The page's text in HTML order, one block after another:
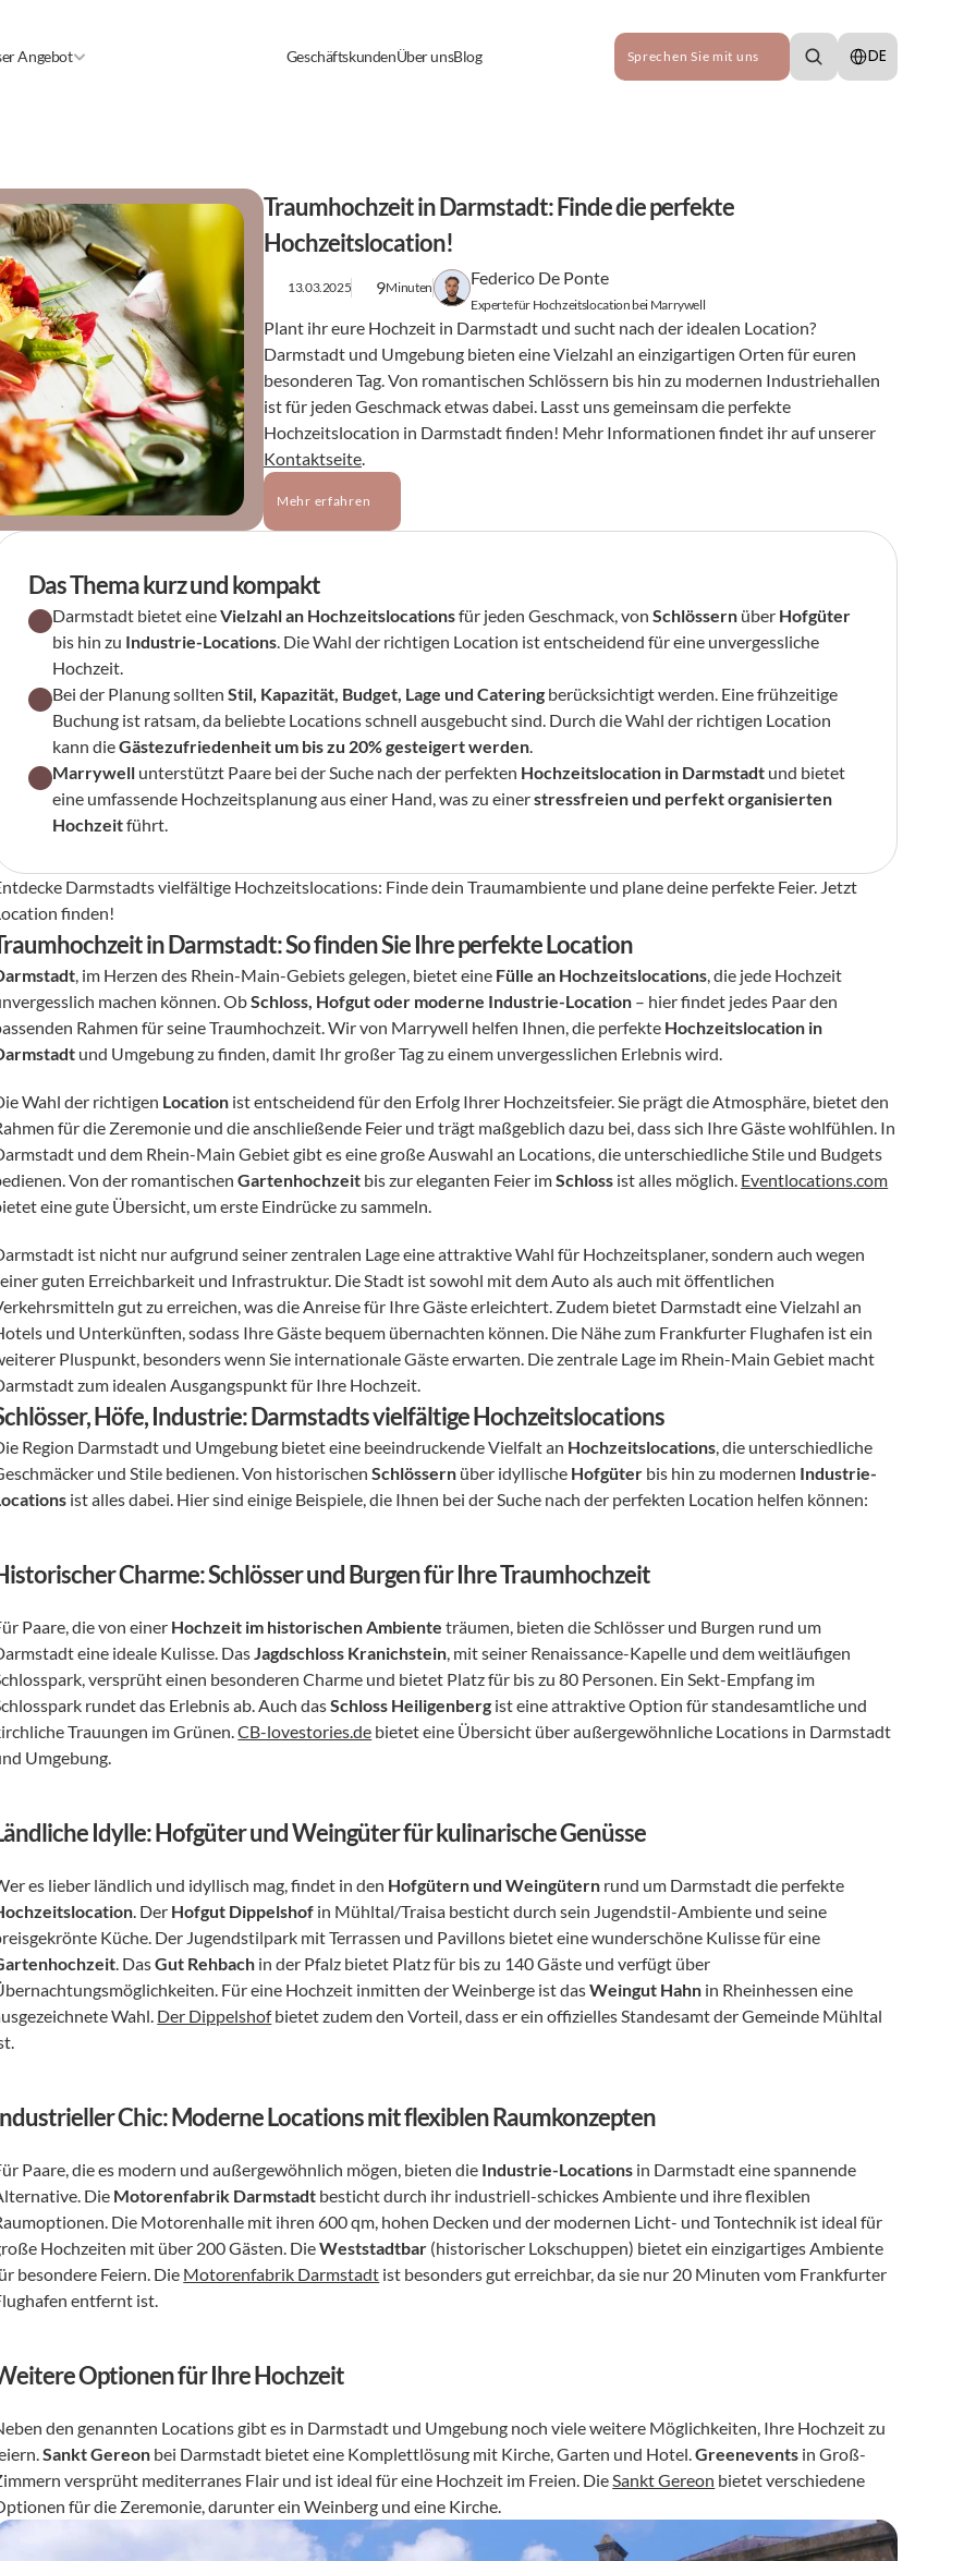
Angebot GeschäftskundenÜber unsBlog Sprechen Sie mit uns
Select Language
DE
Traumhochzeit in Darmstadt: Finde die perfekte
Hochzeitslocation!
13.03.2025 9Minuten Federico De Ponte
Experte für Hochzeitslocation bei Marrywell
Plant ihr eure Hochzeit in Darmstadt und sucht nach der idealen Location?
Darmstadt und Umgebung bieten eine Vielzahl an einzigartigen Orten für euren
besonderen Tag. Von romantischen Schlössern bis hin zu modernen Industriehallen
ist für jeden Geschmack etwas dabei. Lasst uns gemeinsam die perfekte
Kontaktseite.
Mehr erfahren
Das Thema kurz und kompakt
Darmstadt bietet eine Vielzahl an Hochzeitslocations für jeden Geschmack, von Schlössern über Hofgüter
bis hin zu Industrie-Locations. Die Wahl der richtigen Location ist entscheidend für eine unvergessliche
Hochzeit.
Bei der Planung sollten Stil, Kapazität, Budget, Lage und Catering berücksichtigt werden. Eine frühzeitige
Buchung ist ratsam, da beliebte Locations schnell ausgebucht sind. Durch die Wahl der richtigen Location
kann die Gästezufriedenheit um bis zu 20% gesteigert werden.
Marrywell unterstützt Paare bei der Suche nach der perfekten Hochzeitslocation in Darmstadt und bietet
eine umfassende Hochzeitsplanung aus einer Hand, was zu einer stressfreien und perfekt organisierten
Hochzeit führt.
Darmstadts vielfältige Hochzeitslocations: Finde dein Traumambiente und plane deine perfekte Feier. Jetzt
finden!
in Darmstadt: So finden Sie Ihre perfekte Location
, im Herzen des Rhein-Main-Gebiets gelegen, bietet eine Fülle an Hochzeitslocations, die jede Hochzeit
machen können. Ob Schloss, Hofgut oder moderne Industrie-Location – hier findet jedes Paar den
Rahmen für seine Traumhochzeit. Wir von Marrywell helfen Ihnen, die perfekte Hochzeitslocation in
und Umgebung zu finden, damit Ihr großer Tag zu einem unvergesslichen Erlebnis wird.
Wahl der richtigen Location ist entscheidend für den Erfolg Ihrer Hochzeitsfeier. Sie prägt die Atmosphäre, bietet den
für die Zeremonie und die anschließende Feier und trägt maßgeblich dazu bei, dass sich Ihre Gäste wohlfühlen. In
und dem Rhein-Main Gebiet gibt es eine große Auswahl an Locations, die unterschiedliche Stile und Budgets
Von der romantischen Gartenhochzeit bis zur eleganten Feier im Schloss ist alles möglich. Eventlocations.com
eine gute Übersicht, um erste Eindrücke zu sammeln.
ist nicht nur aufgrund seiner zentralen Lage eine attraktive Wahl für Hochzeitsplaner, sondern auch wegen
guten Erreichbarkeit und Infrastruktur. Die Stadt ist sowohl mit dem Auto als auch mit öffentlichen
gut zu erreichen, was die Anreise für Ihre Gäste erleichtert. Zudem bietet Darmstadt eine Vielzahl an
und Unterkünften, sodass Ihre Gäste bequem übernachten können. Die Nähe zum Frankfurter Flughafen ist ein
Pluspunkt, besonders wenn Sie internationale Gäste erwarten. Die zentrale Lage im Rhein-Main Gebiet macht
zum idealen Ausgangspunkt für Ihre Hochzeit.
Höfe, Industrie: Darmstadts vielfältige Hochzeitslocations
Region Darmstadt und Umgebung bietet eine beeindruckende Vielfalt an Hochzeitslocations, die unterschiedliche
und Stile bedienen. Von historischen Schlössern über idyllische Hofgüter bis hin zu modernen Industrie-
ist alles dabei. Hier sind einige Beispiele, die Ihnen bei der Suche nach der perfekten Location helfen können:
Charme: Schlösser und Burgen für Ihre Traumhochzeit
Paare, die von einer Hochzeit im historischen Ambiente träumen, bieten die Schlösser und Burgen rund um
eine ideale Kulisse. Das Jagdschloss Kranichstein, mit seiner Renaissance-Kapelle und dem weitläufigen
versprüht einen besonderen Charme und bietet Platz für bis zu 80 Personen. Ein Sekt-Empfang im
rundet das Erlebnis ab. Auch das Schloss Heiligenberg ist eine attraktive Option für standesamtliche und
Trauungen im Grünen. CB-lovestories.de bietet eine Übersicht über außergewöhnliche Locations in Darmstadt
Umgebung.
Idylle: Hofgüter und Weingüter für kulinarische Genüsse
es lieber ländlich und idyllisch mag, findet in den Hofgütern und Weingütern
. Der Hofgut Dippelshof in Mühltal/Traisa besticht durch sein Jugendstil-Ambiente und seine
. Das Gut Rehbach in der Pfalz bietet Platz für bis zu 140 Gäste und verfügt über
Für eine Hochzeit inmitten der Weinberge ist das Weingut Hahn in Rheinhessen eine
Wahl. Der Dippelshof bietet zudem den Vorteil, dass er ein offizielles Standesamt der Gemeinde Mühltal
Chic: Moderne Locations mit flexiblen Raumkonzepten
Paare, die es modern und außergewöhnlich mögen, bieten die Industrie-Locations in Darmstadt eine spannende
Die Motorenfabrik Darmstadt besticht durch ihr industriell-schickes Ambiente und ihre flexiblen
Die Motorenhalle mit ihren 600 qm, hohen Decken und der modernen Licht- und Tontechnik ist ideal für
Hochzeiten mit über 200 Gästen. Die Weststadtbar (historischer Lokschuppen) bietet ein einzigartiges Ambiente
besondere Feiern. Die Motorenfabrik Darmstadt ist besonders gut erreichbar, da sie nur 20 Minuten vom Frankfurter
entfernt ist.
Optionen für Ihre Hochzeit
den genannten Locations gibt es in Darmstadt und Umgebung noch viele weitere Möglichkeiten, Ihre Hochzeit zu
Sankt Gereon bei Darmstadt bietet eine Komplettlösung mit Kirche, Garten und Hotel. Greenevents in Groß-
versprüht mediterranes Flair und ist ideal für eine Hochzeit im Freien. Die Sankt Gereon bietet verschiedene
für die Zeremonie, darunter ein Weinberg und eine Kirche.